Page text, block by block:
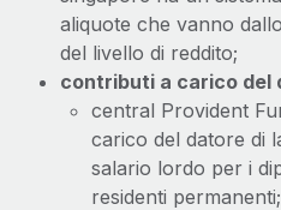
aliquote che vanno
del livello di reddito;
contributi a carico del
central Provident
carico del datore di
salario lordo per i
residenti permanenti;